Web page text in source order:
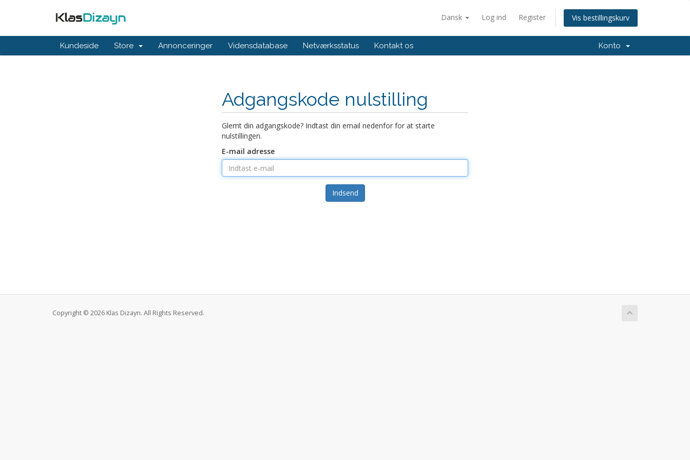
Dansk Log ind Register Vis bestillingskurv
Kundeside Store Annonceringer Vidensdatabase Netværksstatus Kontakt os Konto
Adgangskode nulstilling
Glemt din adgangskode? Indtast din email nedenfor for at starte
nulstillingen.
E-mail adresse
Indsend
Copyright © 2026 Klas Dizayn. All Rights Reserved.